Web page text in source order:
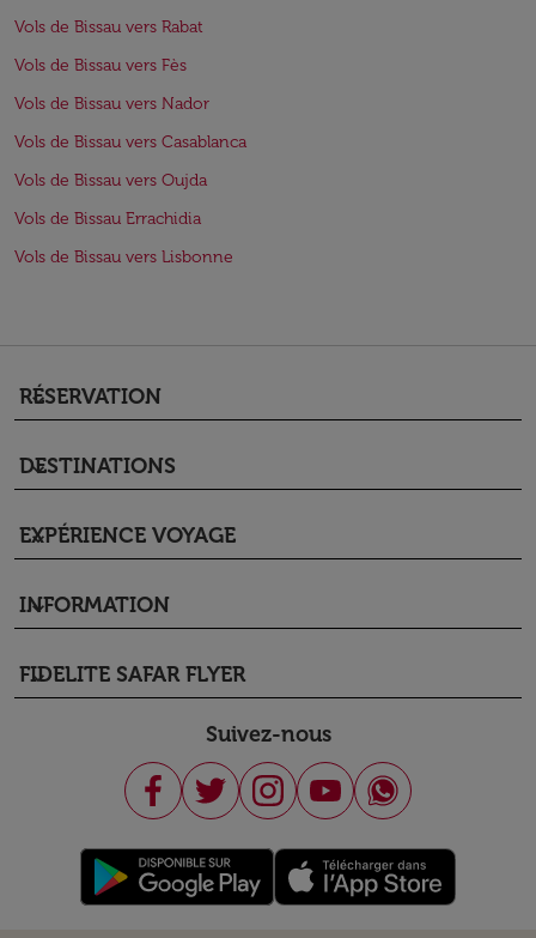
Vols de Bissau vers Rabat
Vols de Bissau vers Fès
Vols de Bissau vers Nador
Vols de Bissau vers Casablanca
Vols de Bissau vers Oujda
Vols de Bissau Errachidia
Vols de Bissau vers Lisbonne
RÉSERVATION
keyboard_arrow_down
DESTINATIONS
keyboard_arrow_down
EXPÉRIENCE VOYAGE
keyboard_arrow_down
INFORMATION
keyboard_arrow_down
FIDELITE SAFAR FLYER
keyboard_arrow_down
Suivez-nous